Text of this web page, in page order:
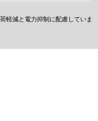
軽減と電力抑制に配慮していま